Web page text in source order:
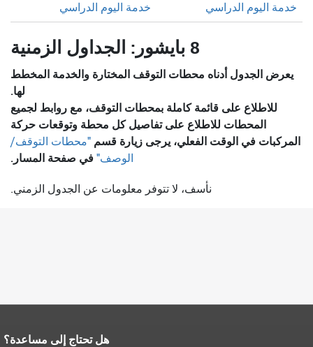
خدمة اليوم الدراسي خدمة اليوم الدراسي
8 بايشور: الجداول الزمنية
يعرض الجدول أدناه محطات التوقف المختارة والخدمة المخطط
لها.
للاطلاع على قائمة كاملة بمحطات التوقف، مع روابط لجميع
المحطات للاطلاع على تفاصيل كل محطة وتوقعات حركة
المركبات في الوقت الفعلي، يرجى زيارة قسم "محطات التوقف/
الوصف" في صفحة المسار.
نأسف، لا تتوفر معلومات عن الجدول الزمني.
هل تحتاج إلى مساعدة؟